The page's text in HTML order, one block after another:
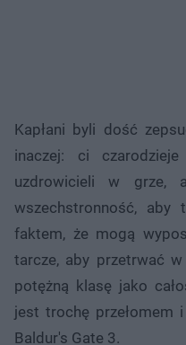
Kapłani byli dość
inaczej: ci
uzdrowicieli w grze,
wszechstronność, aby
faktem, że mogą
tarcze, aby przetrwać
potężną klasę jako
jest trochę przełomem
Baldur's Gate 3.